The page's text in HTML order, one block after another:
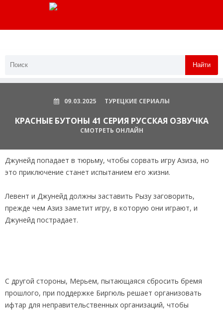
Найти
09.03.2025 ТУРЕЦКИЕ СЕРИАЛЫ
КРАСНЫЕ БУТОНЫ 41 СЕРИЯ РУССКАЯ ОЗВУЧКА
СМОТРЕТЬ ОНЛАЙН
Джунейд попадает в тюрьму, чтобы сорвать игру Азиза, но
это приключение станет испытанием его жизни.
Левент и Джунейд должны заставить Рызу заговорить,
прежде чем Азиз заметит игру, в которую они играют, и
Джунейд пострадает.
С другой стороны, Мерьем, пытающаяся сбросить бремя
прошлого, при поддержке Биргюль решает организовать
ифтар для неправительственных организаций, чтобы